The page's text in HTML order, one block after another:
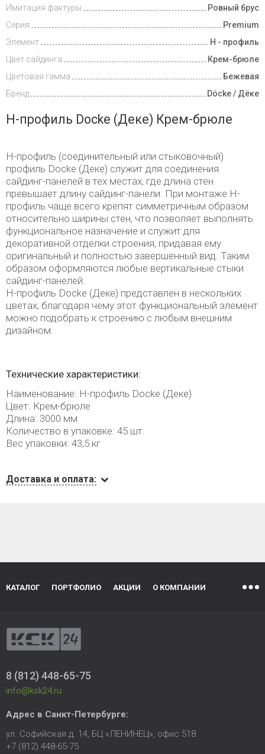
Имитация фактуры
Ровный брус
Серия
Premium
Элемент
Н - профиль
Цвет сайдинга
Крем-брюле
Цветовая гамма
Бежевая
Бренд
Döcke / Дёке
H-профиль Docke (Деке) Крем-брюле
H-профиль (соединительный или стыковочный)
профиль Docke (Деке) служит для соединения
сайдинг-панелей в тех местах, где длина стен
превышает длину сайдинг-панели. При монтаже H-
профиль чаще всего крепят симметричным образом
относительно ширины стен, что позволяет выполнять
функциональное назначение и служит для
декоративной отделки строения, придавая ему
оригинальный и полностью завершенный вид. Таким
образом оформляются любые вертикальные стыки
сайдинг-панелей.
H-профиль Docke (Деке) представлен в нескольких
цветах, благодаря чему этот функциональный элемент
можно подобрать к строению с любым внешним
дизайном.
Технические характеристики:
Наименование: H-профиль Docke (Деке)
Цвет: Крем-брюле
Длина: 3000 мм
Количество в упаковке: 45 шт.
Вес упаковки: 43,5 кг
Доставка и оплата:
КАТАЛОГ ПОРТФОЛИО АКЦИИ О КОМПАНИИ
8 (812) 448-65-75
info@ksk24.ru
Адрес в Санкт-Петербурге:
ул. Софийская д. 14, БЦ «ЛЕНИНЕЦ», офис 518
+7 (812) 448-65-75